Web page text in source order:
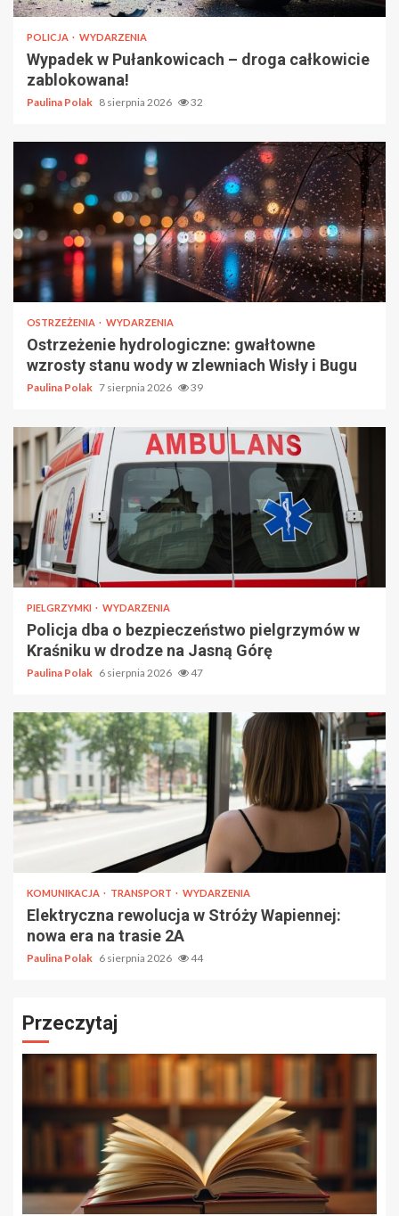
POLICJA WYDARZENIA
Wypadek w Pułankowicach – droga całkowicie
zablokowana!
Paulina Polak 8 sierpnia 2026 32
OSTRZEŻENIA WYDARZENIA
Ostrzeżenie hydrologiczne: gwałtowne
wzrosty stanu wody w zlewniach Wisły i Bugu
Paulina Polak 7 sierpnia 2026 39
PIELGRZYMKI WYDARZENIA
Policja dba o bezpieczeństwo pielgrzymów w
Kraśniku w drodze na Jasną Górę
Paulina Polak 6 sierpnia 2026 47
KOMUNIKACJA TRANSPORT WYDARZENIA
Elektryczna rewolucja w Stróży Wapiennej:
nowa era na trasie 2A
Paulina Polak 6 sierpnia 2026 44
Przeczytaj